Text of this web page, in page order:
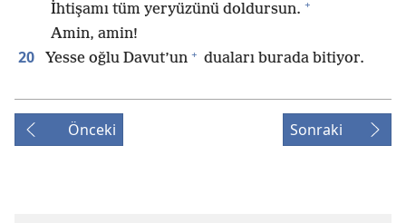
İhtişamı tüm yeryüzünü doldursun. +
Amin, amin!
20 Yesse oğlu Davut’un + duaları burada bitiyor.
Önceki Sonraki